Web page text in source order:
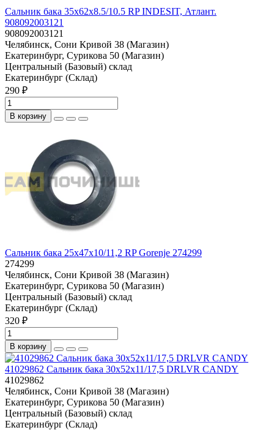
Сальник бака 35x62x8.5/10.5 RP INDESIT, Атлант.
908092003121
908092003121
Челябинск, Сони Кривой 38 (Магазин)
Екатеринбург, Сурикова 50 (Магазин)
Центральный (Базовый) склад
Екатеринбург (Склад)
290 ₽
В корзину
Сальник бака 25x47x10/11,2 RP Gorenje 274299
274299
Челябинск, Сони Кривой 38 (Магазин)
Екатеринбург, Сурикова 50 (Магазин)
Центральный (Базовый) склад
Екатеринбург (Склад)
320 ₽
В корзину
41029862 Сальник бака 30x52x11/17,5 DRLVR CANDY
41029862
Челябинск, Сони Кривой 38 (Магазин)
Екатеринбург, Сурикова 50 (Магазин)
Центральный (Базовый) склад
Екатеринбург (Склад)